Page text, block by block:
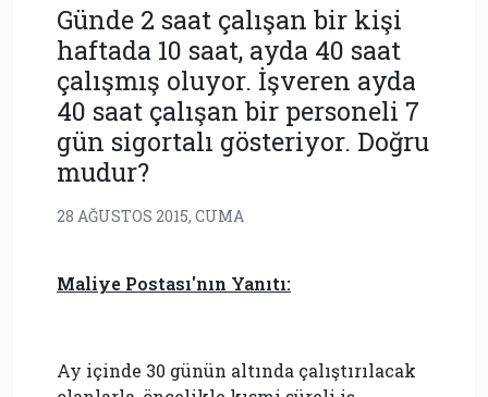
Günde 2 saat çalışan bir kişi
haftada 10 saat, ayda 40 saat
çalışmış oluyor. İşveren ayda
40 saat çalışan bir personeli 7
gün sigortalı gösteriyor. Doğru
mudur?
28 AĞUSTOS 2015, CUMA
Maliye Postası'nın Yanıtı:
Ay içinde 30 günün altında çalıştırılacak